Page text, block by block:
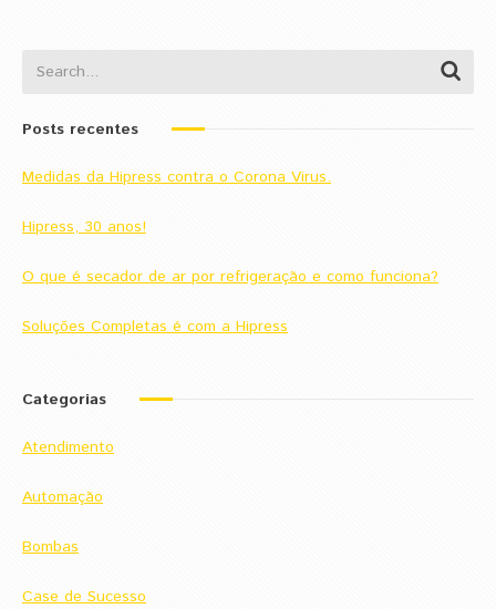
Posts recentes
Medidas da Hipress contra o Corona Virus.
Hipress, 30 anos!
O que é secador de ar por refrigeração e como funciona?
Soluções Completas é com a Hipress
Categorias
Atendimento
Automação
Bombas
Case de Sucesso